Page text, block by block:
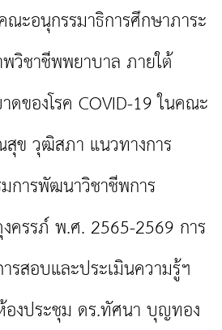
ะอนุกรรมาธิการศึกษาภาระ
วิชาชีพพยาบาล ภายใต้
ดของโรค COVID-19 ในคณะ
สุข วุฒิสภา แนวทางการ
การพัฒนาวิชาชีพการ
ครรภ์ พ.ศ. 2565-2569 การ
รสอบและประเมินความรู้ฯ
งประชุม ดร.ทัศนา บุญทอง